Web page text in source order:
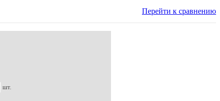
Перейти к сравнению
шт.